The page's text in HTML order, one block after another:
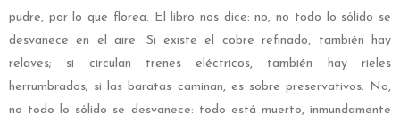
pudre, por lo que florea. El libro nos dice: no, no todo lo sólido se
desvanece en el aire. Si existe el cobre refinado, también hay
relaves; si circulan trenes eléctricos, también hay rieles
herrumbrados; si las baratas caminan, es sobre preservativos. No,
no todo lo sólido se desvanece: todo está muerto, inmundamente